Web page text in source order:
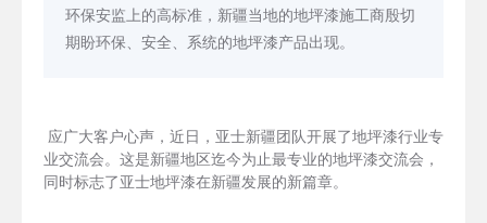
环保安监上的高标准，新疆当地的地坪漆施工商殷切
期盼环保、安全、系统的地坪漆产品出现。
应广大客户心声，近日，亚士新疆团队开展了地坪漆行业专
业交流会。这是新疆地区迄今为止最专业的地坪漆交流会，
同时标志了亚士地坪漆在新疆发展的新篇章。